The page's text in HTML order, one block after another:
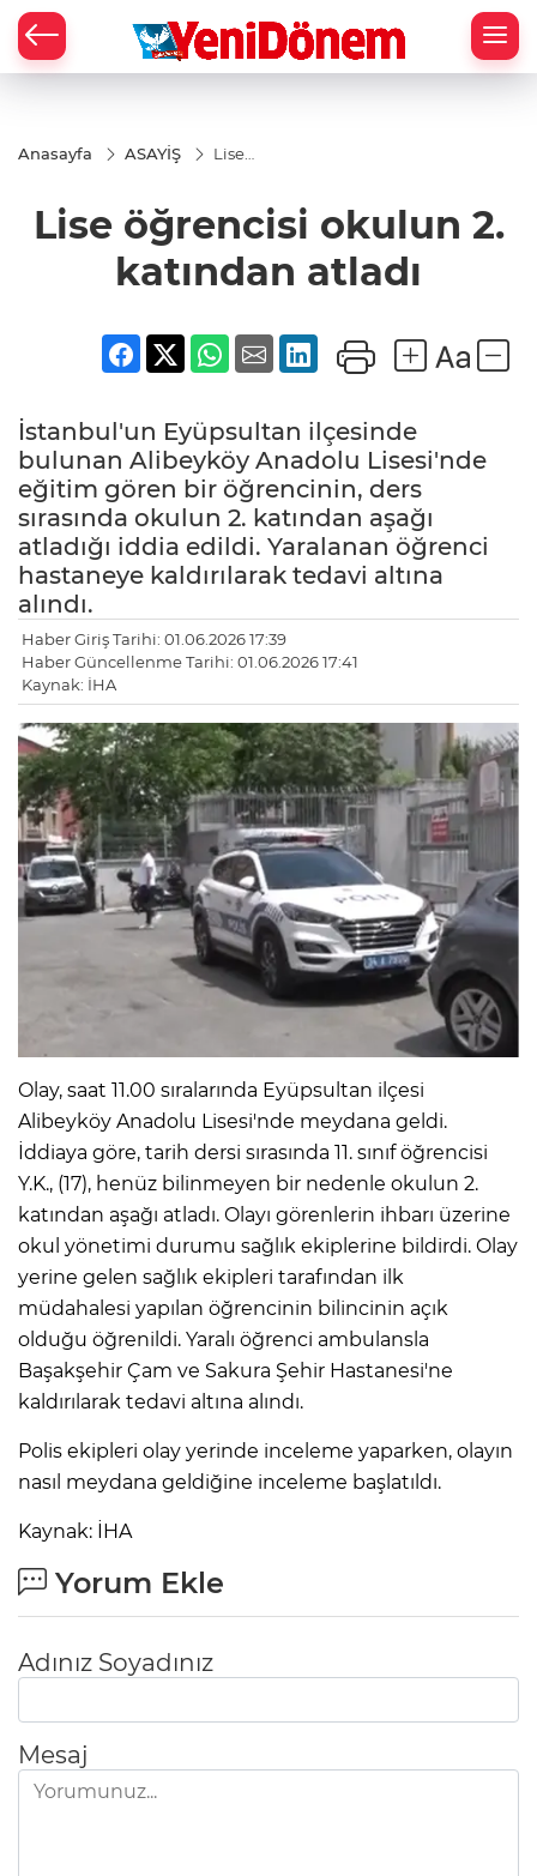
Anasayfa ASAYİŞ
Lise
katından
atladı
Lise öğrencisi okulun 2.
katından atladı
İstanbul'un Eyüpsultan ilçesinde
bulunan Alibeyköy Anadolu Lisesi'nde
eğitim gören bir öğrencinin, ders
sırasında okulun 2. katından aşağı
atladığı iddia edildi. Yaralanan öğrenci
hastaneye kaldırılarak tedavi altına
alındı.
Haber Giriş Tarihi: 01.06.2026 17:39
Haber Güncellenme Tarihi: 01.06.2026 17:41
Kaynak: İHA
Olay, saat 11.00 sıralarında Eyüpsultan ilçesi
Alibeyköy Anadolu Lisesi'nde meydana geldi.
İddiaya göre, tarih dersi sırasında 11. sınıf öğrencisi
Y.K., (17), henüz bilinmeyen bir nedenle okulun 2.
katından aşağı atladı. Olayı görenlerin ihbarı üzerine
okul yönetimi durumu sağlık ekiplerine bildirdi. Olay
yerine gelen sağlık ekipleri tarafından ilk
müdahalesi yapılan öğrencinin bilincinin açık
olduğu öğrenildi. Yaralı öğrenci ambulansla
Başakşehir Çam ve Sakura Şehir Hastanesi'ne
kaldırılarak tedavi altına alındı.
Polis ekipleri olay yerinde inceleme yaparken, olayın
nasıl meydana geldiğine inceleme başlatıldı.
Kaynak: İHA
Yorum Ekle
Adınız Soyadınız
Mesaj